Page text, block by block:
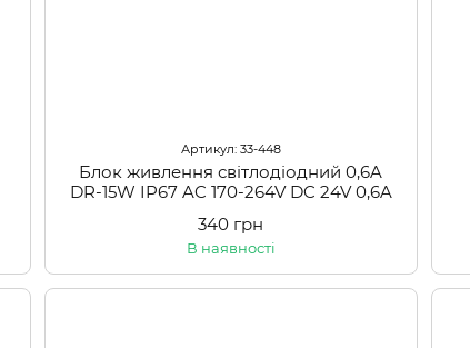
Артикул: 33-448
Блок живлення світлодіодний 0,6A
DR-15W IP67 AC 170-264V DC 24V 0,6A
340 грн
В наявності